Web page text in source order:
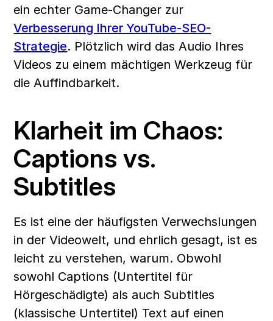
Verbesserung Ihrer YouTube-SEO-
Strategie. Plötzlich wird das Audio Ihres
Videos zu einem mächtigen Werkzeug für
die Auffindbarkeit.
Klarheit im Chaos:
Captions vs.
Subtitles
Es ist eine der häufigsten Verwechslungen
in der Videowelt, und ehrlich gesagt, ist es
leicht zu verstehen, warum. Obwohl
sowohl Captions (Untertitel für
Hörgeschädigte) als auch Subtitles
(klassische Untertitel) Text auf einen